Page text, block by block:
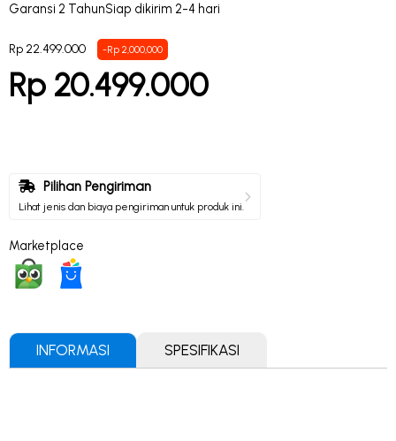
Garansi 2 TahunSiap dikirim 2-4 hari
Rp 22.499.000 -Rp 2,000,000
Rp 20.499.000
Pilihan Pengiriman
Lihat jenis dan biaya pengiriman untuk produk ini.
Marketplace
INFORMASI SPESIFIKASI